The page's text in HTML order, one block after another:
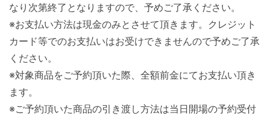
なり次第終了となりますので、予めご了承ください。
※お支払い方法は現金のみとさせて頂きます。クレジット
カード等でのお支払いはお受けできませんので予めご了承
ください。
※対象商品をご予約頂いた際、全額前金にてお支払い頂き
ます。
※ご予約頂いた商品の引き渡し方法は当日開場の予約受付